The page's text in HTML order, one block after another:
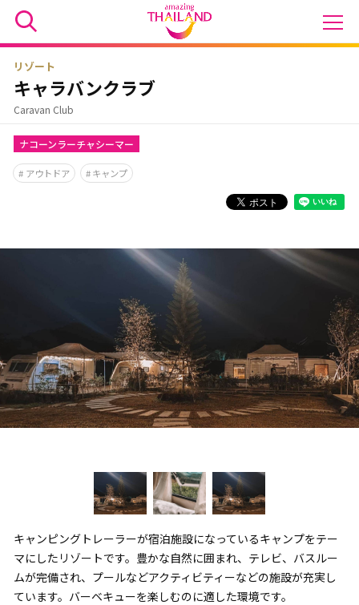
リゾート
キャラバンクラブ
Caravan Club
ナコーンラーチャシーマー
アウトドア キャンプ
キャンピングトレーラーが宿泊施設になっているキャンプをテー
マにしたリゾートです。豊かな自然に囲まれ、テレビ、バスルー
ムが完備され、プールなどアクティビティーなどの施設が充実し
ています。バーベキューを楽しむのに適した環境です。